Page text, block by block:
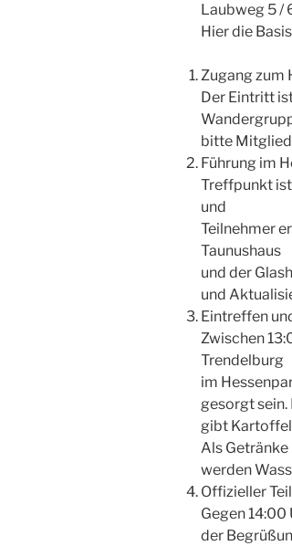
Laubweg 5 /
Hier die
Zugang zum
Der Eintritt
bitte
Führung im
Treffpunkt ist
und
Teilnehmer
Taunushaus
und der
und
Eintreffen
Zwischen
Trendelburg
im
gesorgt sein.
gibt
Als Getränke
werden
Offizieller
Gegen
der